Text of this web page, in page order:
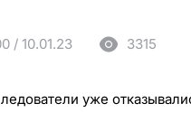
/ 10.01.23 3315
уже